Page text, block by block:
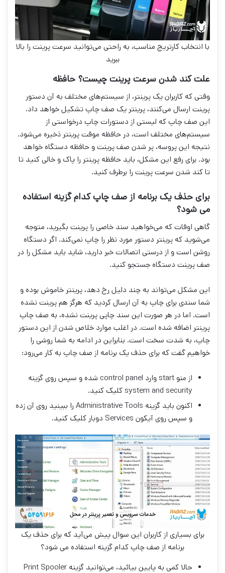
با انتخاب کارتریج مناسب، به راحتی می‌توانید سرعت پرینت را بالا
ببرید
علت کند شدن سرعت پرینت چیست؟ حافظه
وقتی که کاربران یک پرینتر، از سیستم‌های مختلف به آن دستور
پرینت ارسال می‌کنند، پرینتر یک صف چاپ تشکیل خواهد داد.
این صف چاپ که لیستی از دستورات چاپ درخواستی از
سیستم‌های مختلف است، در حافظه موقت پرینتر ذخیره می‌شود.
نتیجه این پروسه، پر شدن صف پرینت و حافظه دستگاه خواهد
بود. برای رفع این مشکل، باید حافظه پرینتر را پاک و خالی کنید تا
تا کند شدن سرعت پرینت را برطرف کنید.
برای حذف یک برنامه از صف چاپ کدام گزینه استفاده
می شود؟
گاهی اوقات که می‌خواهید سند خاصی را پرینت بگیرید، متوجه
می‌شوید که پرینتر دستور مورد نظر را چاپ نمی‌کند. اگر دستگاه
روشن است و از درستی اتصالات خبر دارید، شاید باید مشکل را در
صف پرینت دستگاه جستجو کنید.
این مشکل می‌تواند به چند دلیل رخ دهد، پرینتر خاموش بوده و
شما سندی برای چاپ به آن ارسال کردید که هرگز هم پرینت نشده
است. اما در هر صورت این سند چاپی پرینت نشده، به صف چاپ
پرینتر اضافه شده است. در اغلب موارد خلاص شدن از این دستور
چاپ، به شدت سخت است. بنابراین در ادامه به شما روشی را
خواهیم گفت که برای حذف یک برنامه از صف چاپ به کار می‌رود:
از منو start وارد control panel شده و سپس روی گزینه
system and security کلیک کنید.
اکنون باید گزینه Administrative Tools را ببینید روی آن زده
و سپس روی آیکون Services دوبار کلیک کنید.
برای بسیاری از کاربران این سوال پیش می‌آید که برای حذف یک
برنامه از صف چاپ کدام گزینه استفاده می شود؟
حالا کمی به پایین بیائید، می‌توانید گزینه Print Spooler